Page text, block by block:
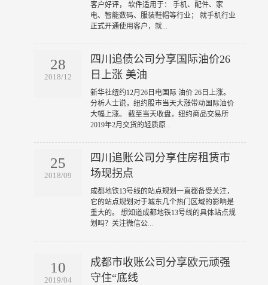
客户好评， 软件适用于： 手机、配件、家
电、智能数码、服装鞋帽等行业； 就手机行业
正式开通使用客户，就...
28
2018/12
四川追债公司分享国际油价26
日上涨 美油
​新华社纽约12月26日电国际 油价 26日上涨。
分析人士说，纽约股市当天大涨带动国际油价
大幅上涨。 截至当天收盘，纽约商品交易所
2019年2月交货的轻质原...
25
2018/09
四川追账公司分享住房租赁市
场现拐点
​成都地铁13号线的站点规划一直都备受关注，
它的站点规划对于城东几个热门区域的影响是
重大的。 想知道成都地铁13号线的具体站点规
划吗？关注微信公...
10
2019/04
成都市收账公司分享欧元顽强
守住“底线